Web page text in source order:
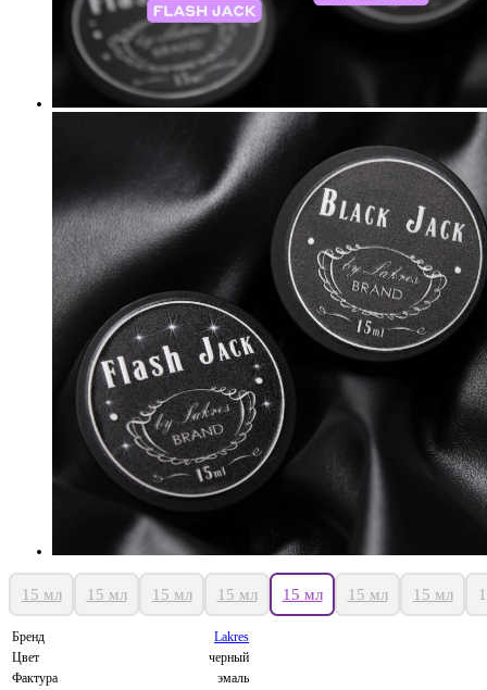
15 мл 15 мл 15 мл 15 мл 15 мл 15 мл 15 мл
Бренд
Lakres
Цвет
черный
Фактура
эмаль